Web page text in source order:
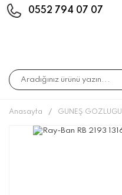
0552 794 07 07
Anasayfa GÜNEŞ GÖZLÜĞÜ